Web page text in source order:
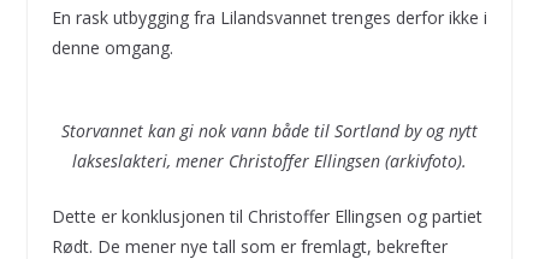
En rask utbygging fra Lilandsvannet trenges derfor ikke i
denne omgang.
Storvannet kan gi nok vann både til Sortland by og nytt
lakseslakteri, mener Christoffer Ellingsen (arkivfoto).
Dette er konklusjonen til Christoffer Ellingsen og partiet
Rødt. De mener nye tall som er fremlagt, bekrefter